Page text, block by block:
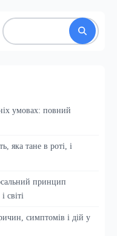
умовах: повний
яка тане в роті, і
принцип
світі
симптомів і дій у